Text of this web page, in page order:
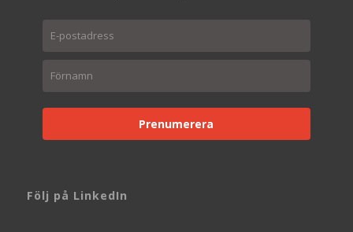
Prenumerera
Följ på LinkedIn